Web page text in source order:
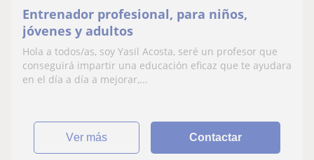
Entrenador profesional, para niños,
jóvenes y adultos
Hola a todos/as, soy Yasil Acosta, seré un profesor que
conseguirá impartir una educación eficaz que te ayudara
en el día a día a mejorar,...
ver más Contactar